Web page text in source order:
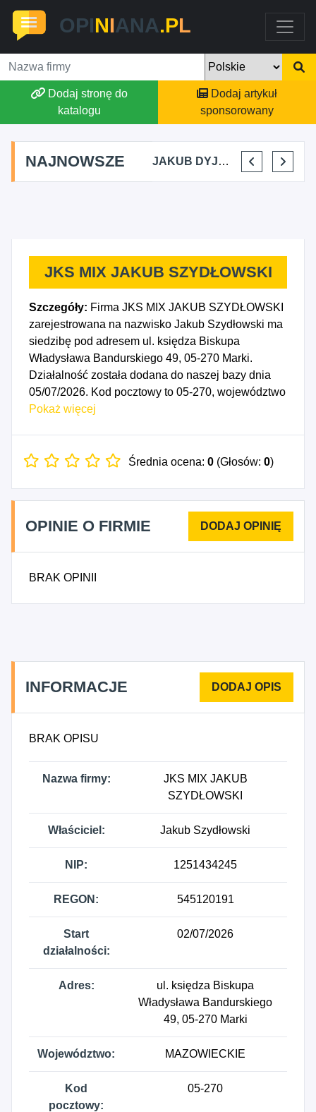
OPINIANA.PL
Dodaj stronę do
katalogu
Dodaj artykuł
sponsorowany
NAJNOWSZE
MARTA BRACHA JAKUB DYJAKIEWICZ POLISH LODA ELENA MAKARCHIK
JKS MIX JAKUB SZYDŁOWSKI
Szczegóły: Firma JKS MIX JAKUB SZYDŁOWSKI
zarejestrowana na nazwisko Jakub Szydłowski ma
siedzibę pod adresem ul. księdza Biskupa
Władysława Bandurskiego 49, 05-270 Marki.
Działalność została dodana do naszej bazy dnia
05/07/2026. Kod pocztowy to 05-270, województwo
MAZOWIECKIE, powiat wołomiński. Numer
JAKUB SZYDŁOWSKI to 545120191. Data
- Wykonywanie pozostałych robót budowlanych
wykończeniowych.
Pokaż więcej
Średnia ocena: 0 (Głosów: 0)
OPINIE O FIRMIE
BRAK OPINII
INFORMACJE
BRAK OPISU
Nazwa firmy:
JKS MIX JAKUB
SZYDŁOWSKI
Właściciel: Jakub Szydłowski
NIP: 1251434245
REGON: 545120191
Start
działalności:
02/07/2026
Adres:
ul. księdza Biskupa
Władysława Bandurskiego
49, 05-270 Marki
Województwo: MAZOWIECKIE
Kod
pocztowy:
05-270